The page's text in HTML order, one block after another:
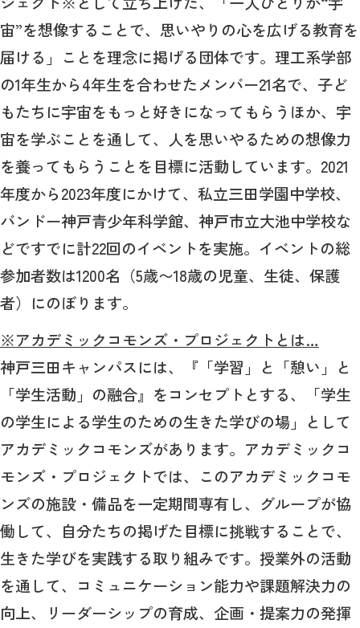
宙”を想像することで、思いやりの心を広げる教育を
届ける」ことを理念に掲げる団体です。理工系学部
の1年生から4年生を合わせたメンバー21名で、子ど
もたちに宇宙をもっと好きになってもらうほか、宇
宙を学ぶことを通して、人を思いやるための想像力
を養ってもらうことを目標に活動しています。2021
年度から2023年度にかけて、私立三田学園中学校、
バンドー神戸青少年科学館、神戸市立大池中学校な
どですでに計22回のイベントを実施。イベントの総
参加者数は1200名（5歳〜18歳の児童、生徒、保護
者）にのぼります。
※アカデミックコモンズ・プロジェクトとは…
神戸三田キャンパスには、『「学習」と「憩い」と
「学生活動」の融合』をコンセプトとする、「学生
の学生による学生のための生きた学びの場」として
アカデミックコモンズがあります。アカデミックコ
モンズ・プロジェクトでは、このアカデミックコモ
ンズの施設・備品を一定期間専有し、グループが協
働して、自分たちの掲げた目標に挑戦することで、
生きた学びを実践する取り組みです。授業外の活動
を通して、コミュニケーション能力や課題解決力の
向上、リーダーシップの育成、企画・提案力の発揮